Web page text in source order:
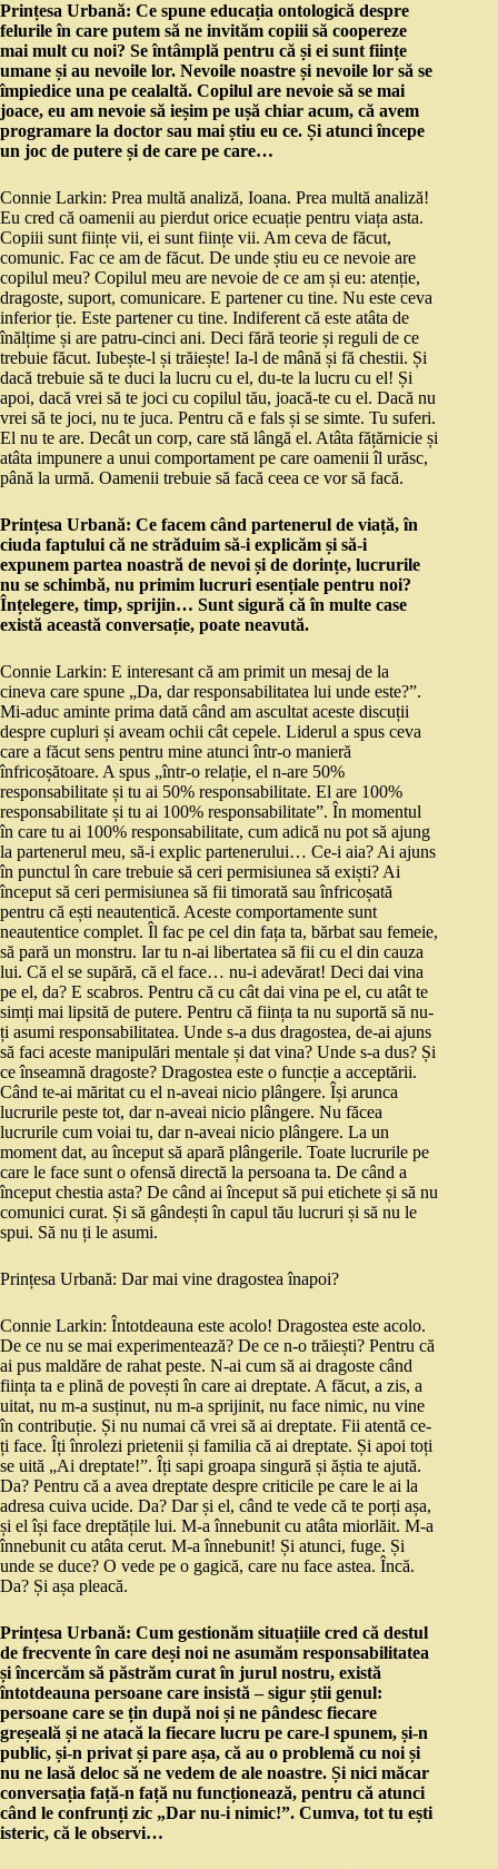
Prințesa Urbană: Ce spune educația ontologică despre
felurile în care putem să ne invităm copiii să coopereze
mai mult cu noi? Se întâmplă pentru că și ei sunt ființe
umane și au nevoile lor. Nevoile noastre și nevoile lor să se
împiedice una pe cealaltă. Copilul are nevoie să se mai
joace, eu am nevoie să ieșim pe ușă chiar acum, că avem
programare la doctor sau mai știu eu ce. Și atunci începe
un joc de putere și de care pe care…
Connie Larkin: Prea multă analiză, Ioana. Prea multă analiză!
Eu cred că oamenii au pierdut orice ecuație pentru viața asta.
Copiii sunt ființe vii, ei sunt ființe vii. Am ceva de făcut,
comunic. Fac ce am de făcut. De unde știu eu ce nevoie are
copilul meu? Copilul meu are nevoie de ce am și eu: atenție,
dragoste, suport, comunicare. E partener cu tine. Nu este ceva
inferior ție. Este partener cu tine. Indiferent că este atâta de
înălțime și are patru-cinci ani. Deci fără teorie și reguli de ce
trebuie făcut. Iubește-l și trăiește! Ia-l de mână și fă chestii. Și
dacă trebuie să te duci la lucru cu el, du-te la lucru cu el! Și
apoi, dacă vrei să te joci cu copilul tău, joacă-te cu el. Dacă nu
vrei să te joci, nu te juca. Pentru că e fals și se simte. Tu suferi.
El nu te are. Decât un corp, care stă lângă el. Atâta fățărnicie și
atâta impunere a unui comportament pe care oamenii îl urăsc,
până la urmă. Oamenii trebuie să facă ceea ce vor să facă.
Prințesa Urbană: Ce facem când partenerul de viață, în
ciuda faptului că ne străduim să-i explicăm și să-i
expunem partea noastră de nevoi și de dorințe, lucrurile
nu se schimbă, nu primim lucruri esențiale pentru noi?
Înțelegere, timp, sprijin… Sunt sigură că în multe case
există această conversație, poate neavută.
Connie Larkin: E interesant că am primit un mesaj de la
cineva care spune „Da, dar responsabilitatea lui unde este?”.
Mi-aduc aminte prima dată când am ascultat aceste discuții
despre cupluri și aveam ochii cât cepele. Liderul a spus ceva
care a făcut sens pentru mine atunci într-o manieră
înfricoșătoare. A spus „într-o relație, el n-are 50%
responsabilitate și tu ai 50% responsabilitate. El are 100%
responsabilitate și tu ai 100% responsabilitate”. În momentul
în care tu ai 100% responsabilitate, cum adică nu pot să ajung
la partenerul meu, să-i explic partenerului… Ce-i aia? Ai ajuns
în punctul în care trebuie să ceri permisiunea să exiști? Ai
început să ceri permisiunea să fii timorată sau înfricoșată
pentru că ești neautentică. Aceste comportamente sunt
neautentice complet. Îl fac pe cel din fața ta, bărbat sau femeie,
să pară un monstru. Iar tu n-ai libertatea să fii cu el din cauza
lui. Că el se supără, că el face… nu-i adevărat! Deci dai vina
pe el, da? E scabros. Pentru că cu cât dai vina pe el, cu atât te
simți mai lipsită de putere. Pentru că ființa ta nu suportă să nu-
ți asumi responsabilitatea. Unde s-a dus dragostea, de-ai ajuns
să faci aceste manipulări mentale și dat vina? Unde s-a dus? Și
ce înseamnă dragoste? Dragostea este o funcție a acceptării.
Când te-ai măritat cu el n-aveai nicio plângere. Își arunca
lucrurile peste tot, dar n-aveai nicio plângere. Nu făcea
lucrurile cum voiai tu, dar n-aveai nicio plângere. La un
moment dat, au început să apară plângerile. Toate lucrurile pe
care le face sunt o ofensă directă la persoana ta. De când a
început chestia asta? De când ai început să pui etichete și să nu
comunici curat. Și să gândești în capul tău lucruri și să nu le
spui. Să nu ți le asumi.
Prințesa Urbană: Dar mai vine dragostea înapoi?
Connie Larkin: Întotdeauna este acolo! Dragostea este acolo.
De ce nu se mai experimentează? De ce n-o trăiești? Pentru că
ai pus maldăre de rahat peste. N-ai cum să ai dragoste când
ființa ta e plină de povești în care ai dreptate. A făcut, a zis, a
uitat, nu m-a susținut, nu m-a sprijinit, nu face nimic, nu vine
în contribuție. Și nu numai că vrei să ai dreptate. Fii atentă ce-
ți face. Îți înrolezi prietenii și familia că ai dreptate. Și apoi toți
se uită „Ai dreptate!”. Îți sapi groapa singură și ăștia te ajută.
Da? Pentru că a avea dreptate despre criticile pe care le ai la
adresa cuiva ucide. Da? Dar și el, când te vede că te porți așa,
și el își face dreptățile lui. M-a înnebunit cu atâta miorlăit. M-a
înnebunit cu atâta cerut. M-a înnebunit! Și atunci, fuge. Și
unde se duce? O vede pe o gagică, care nu face astea. Încă.
Da? Și așa pleacă.
Prințesa Urbană: Cum gestionăm situațiile cred că destul
de frecvente în care deși noi ne asumăm responsabilitatea
și încercăm să păstrăm curat în jurul nostru, există
întotdeauna persoane care insistă – sigur știi genul:
persoane care se țin după noi și ne pândesc fiecare
greșeală și ne atacă la fiecare lucru pe care-l spunem, și-n
public, și-n privat și pare așa, că au o problemă cu noi și
nu ne lasă deloc să ne vedem de ale noastre. Și nici măcar
conversația față-n față nu funcționează, pentru că atunci
când le confrunți zic „Dar nu-i nimic!”. Cumva, tot tu ești
isteric, că le observi…